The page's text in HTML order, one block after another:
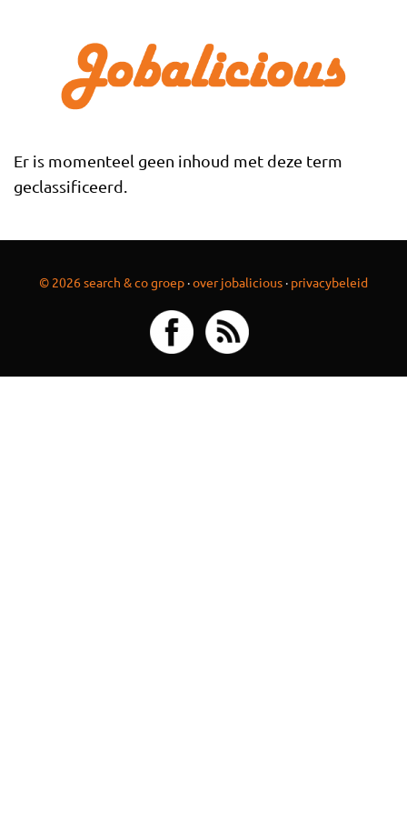
Er is momenteel geen inhoud met deze term
geclassificeerd.
© 2026 search & co groep ·over jobalicious · privacybeleid